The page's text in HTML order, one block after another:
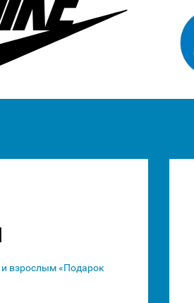
взрослым «Подарок